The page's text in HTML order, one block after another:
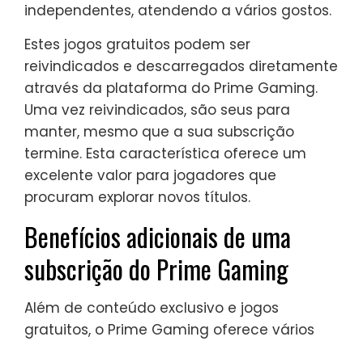
independentes, atendendo a vários gostos.
Estes jogos gratuitos podem ser
reivindicados e descarregados diretamente
através da plataforma do Prime Gaming.
Uma vez reivindicados, são seus para
manter, mesmo que a sua subscrição
termine. Esta característica oferece um
excelente valor para jogadores que
procuram explorar novos títulos.
Benefícios adicionais de uma
subscrição do Prime Gaming
Além de conteúdo exclusivo e jogos
gratuitos, o Prime Gaming oferece vários